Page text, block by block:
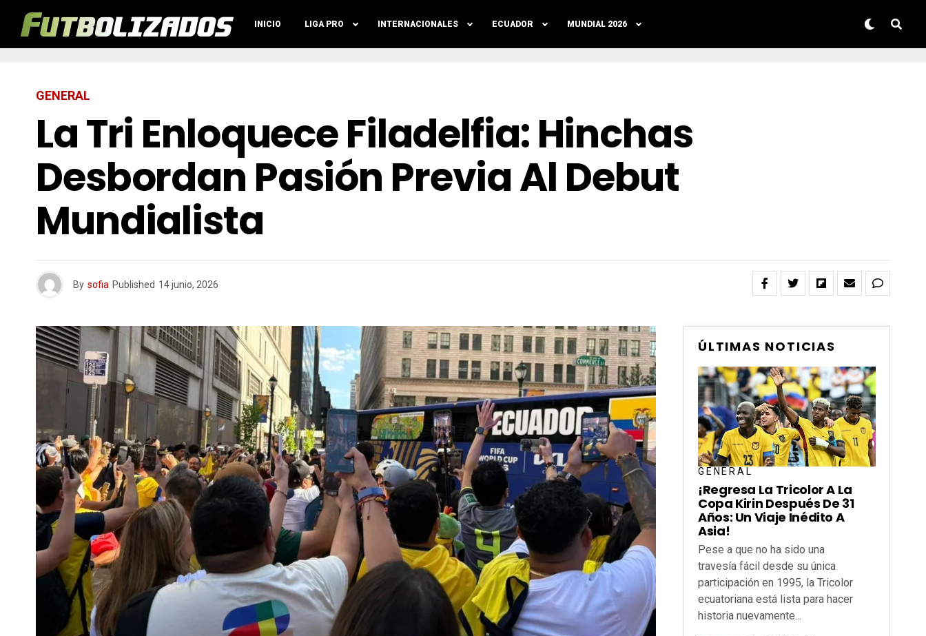
INICIO LIGA PRO INTERNACIONALES ECUADOR MUNDIAL 2026
GENERAL
La Tri Enloquece Filadelfia: Hinchas
Desbordan Pasión Previa Al Debut
Mundialista
By sofia Published 14 junio, 2026
ÚLTIMAS NOTICIAS
GENERAL
¡Regresa La Tricolor A La
Copa Kirin Después De 31
Años: Un Viaje Inédito A
Asia!
Pese a que no ha sido una
travesía fácil desde su única
participación en 1995, la Tricolor
ecuatoriana está lista para hacer
historia nuevamente...